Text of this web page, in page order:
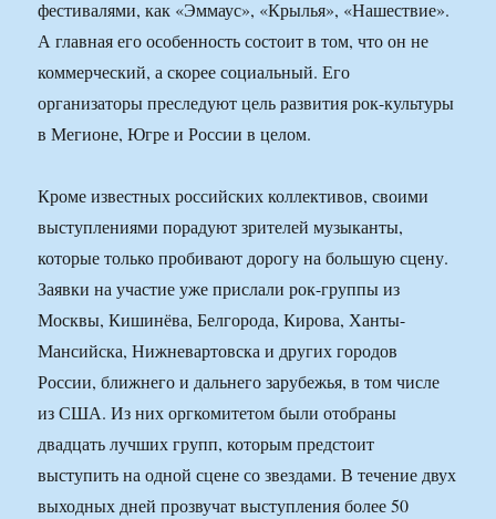
фестивалями, как «Эммаус», «Крылья», «Нашествие».
А главная его особенность состоит в том, что он не
коммерческий, а скорее социальный. Его
организаторы преследуют цель развития рок-культуры
в Мегионе, Югре и России в целом.
Кроме известных российских коллективов, своими
выступлениями порадуют зрителей музыканты,
которые только пробивают дорогу на большую сцену.
Заявки на участие уже прислали рок-группы из
Москвы, Кишинёва, Белгорода, Кирова, Ханты-
Мансийска, Нижневартовска и других городов
России, ближнего и дальнего зарубежья, в том числе
из США. Из них оргкомитетом были отобраны
двадцать лучших групп, которым предстоит
выступить на одной сцене со звездами. В течение двух
выходных дней прозвучат выступления более 50